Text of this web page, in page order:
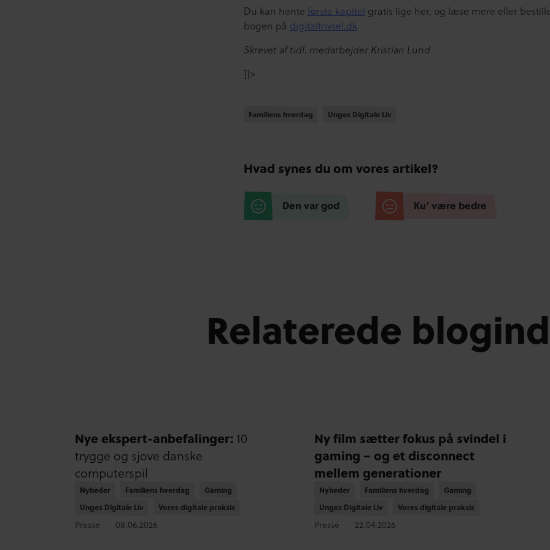
Du kan hente første kapitel gratis lige her, og læse mere eller
bogen på digitaltrivsel.dk
Skrevet af tidl. medarbejder Kristian Lund
]]>
Familiens hverdag
Familiens hverdag Unges Digitale Liv
Unges Digitale Liv
Hvad synes du om vores artikel?
Den var god Ku’ være bedre
Relaterede
Nye ekspert-anbefalinger: 10
trygge og sjove danske
computerspil
Nyheder
Nyheder Familiens hverdag
Familiens hverdag Gaming
Gaming
Unges Digitale Liv
Unges Digitale Liv Vores digitale praksis
Vores digitale praksis
Presse 08.06.2026
Ny film sætter fokus på svindel i
gaming – og et disconnect
mellem generationer
Nyheder
Nyheder Familiens hverdag
Familiens hverdag Gaming
Gaming
Unges Digitale Liv
Unges Digitale Liv Vores digitale praksis
Vores digitale praksis
Presse 22.04.2026